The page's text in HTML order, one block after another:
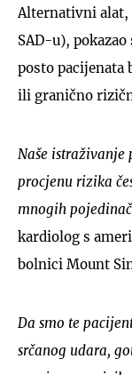
Alternativni alat,
SAD-u),
posto
ili granično
Naše
procjenu rizika
mnogih
kardiolog s
bolnici Mount
Da smo te
srčanog udara,